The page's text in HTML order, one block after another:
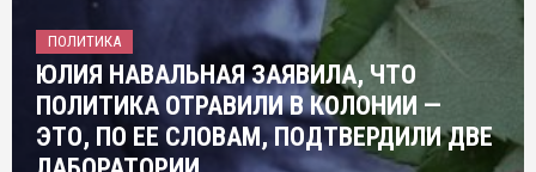
ПОЛИТИКА
ЮЛИЯ НАВАЛЬНАЯ ЗАЯВИЛА, ЧТО
ПОЛИТИКА ОТРАВИЛИ В КОЛОНИИ —
ЭТО, ПО ЕЕ СЛОВАМ, ПОДТВЕРДИЛИ ДВЕ